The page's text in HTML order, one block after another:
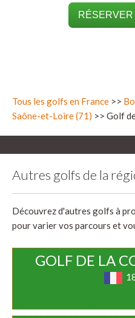
Tous les golfs en France >>
Saône-et-Loire (71) >> Golf
Autres golfs de la
Découvrez d'autres golfs à
pour varier vos parcours et
GOLF DE LA